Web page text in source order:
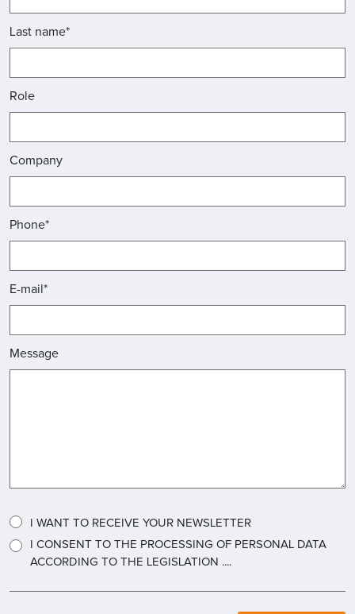
Last name*
Role
Company
Phone*
E-mail*
Message
I WANT TO RECEIVE YOUR NEWSLETTER
I CONSENT TO THE PROCESSING OF PERSONAL DATA
ACCORDING TO THE LEGISLATION ....